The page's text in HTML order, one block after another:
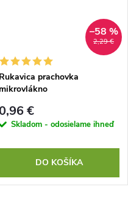
2,29 €
–58 %
Rukavica prachovka
€
Skladom - odosielame ihneď
DO KOŠÍKA